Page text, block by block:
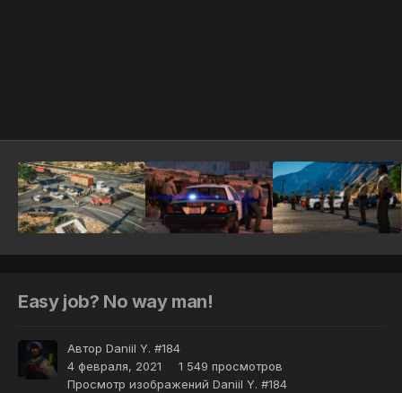
Easy job? No way man!
Автор Daniil Y. #184
4 февраля, 2021
1 549 просмотров
Просмотр изображений Daniil Y. #184